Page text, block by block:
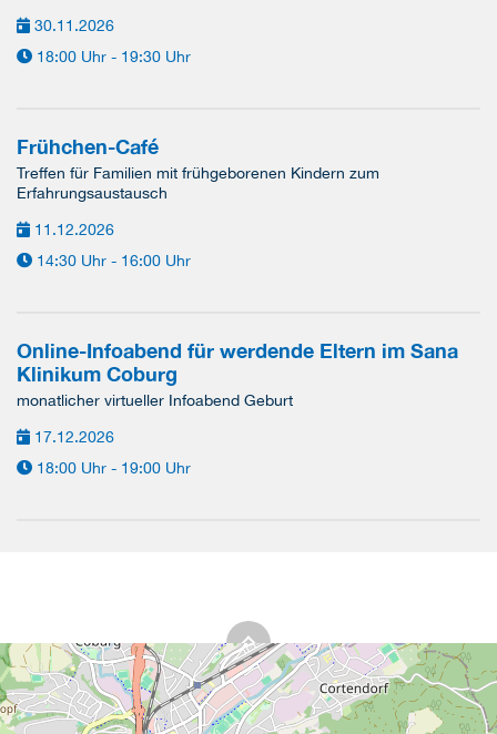
30.11.2026
18:00 Uhr - 19:30 Uhr
Frühchen-Café
Treffen für Familien mit frühgeborenen Kindern zum
Erfahrungsaustausch
11.12.2026
14:30 Uhr - 16:00 Uhr
Online-Infoabend für werdende Eltern im Sana
Klinikum Coburg
monatlicher virtueller Infoabend Geburt
17.12.2026
18:00 Uhr - 19:00 Uhr